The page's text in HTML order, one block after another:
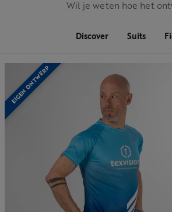
Wil je weten hoe het
Discover Suits
EIGEN ONTWERP